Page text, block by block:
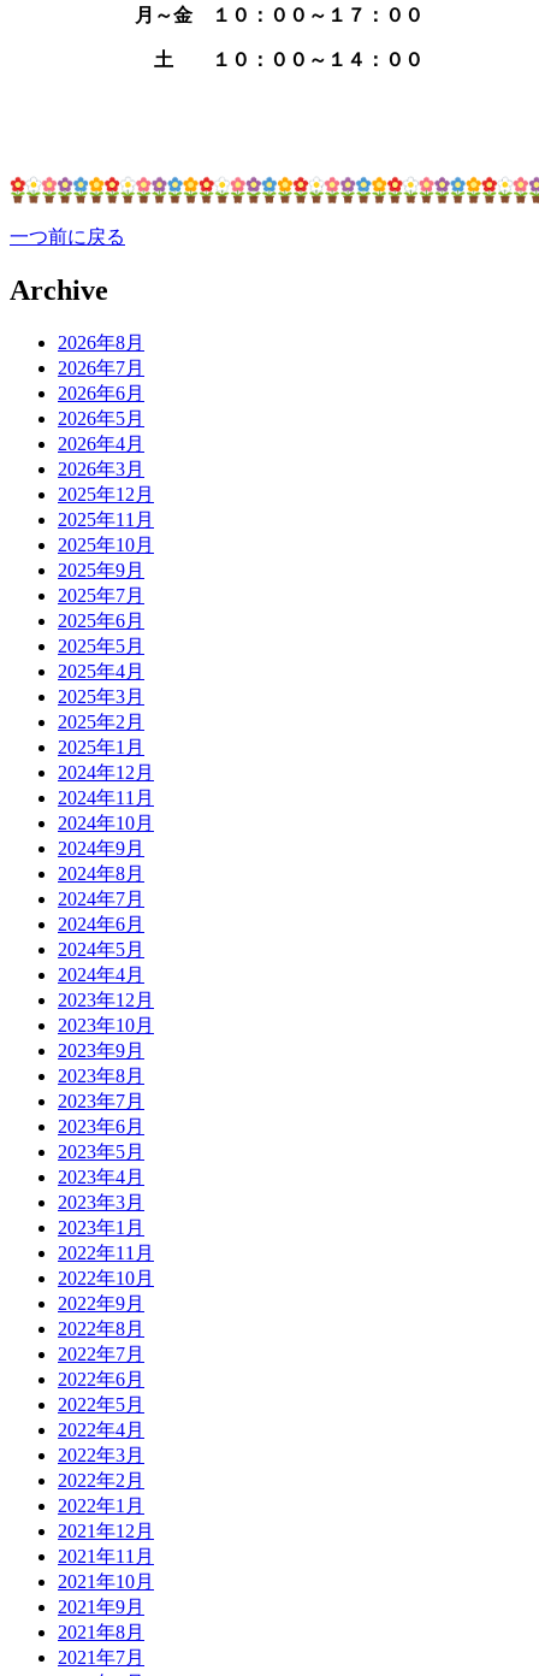
月～金 １０：００～１７：００
土 １０：００～１４：００
一つ前に戻る
Archive
2026年8月
2026年7月
2026年6月
2026年5月
2026年4月
2026年3月
2025年12月
2025年11月
2025年10月
2025年9月
2025年7月
2025年6月
2025年5月
2025年4月
2025年3月
2025年2月
2025年1月
2024年12月
2024年11月
2024年10月
2024年9月
2024年8月
2024年7月
2024年6月
2024年5月
2024年4月
2023年12月
2023年10月
2023年9月
2023年8月
2023年7月
2023年6月
2023年5月
2023年4月
2023年3月
2023年1月
2022年11月
2022年10月
2022年9月
2022年8月
2022年7月
2022年6月
2022年5月
2022年4月
2022年3月
2022年2月
2022年1月
2021年12月
2021年11月
2021年10月
2021年9月
2021年8月
2021年7月